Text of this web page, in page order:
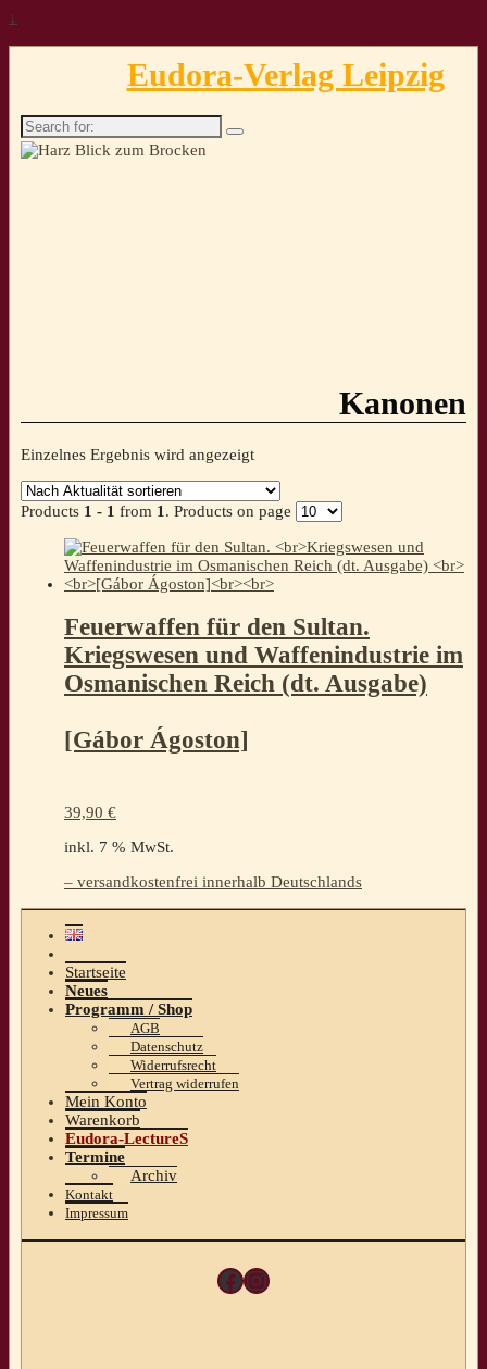
↓
Eudora-Verlag Leipzig
Search
for:
Kanonen
Einzelnes Ergebnis wird angezeigt
Products 1 - 1 from 1 . Products on page
Feuerwaffen für den Sultan.
Kriegswesen und Waffenindustrie im
Osmanischen Reich (dt. Ausgabe)
[Gábor Ágoston]
39,90 €
inkl. 7 % MwSt.
– versandkostenfrei innerhalb Deutschlands
Startseite
Neues
Programm / Shop
AGB
Datenschutz
Widerrufsrecht
Vertrag widerrufen
Mein Konto
Warenkorb
Eudora-LectureS
Termine
Archiv
Kontakt
Impressum
Facebook
Instagram